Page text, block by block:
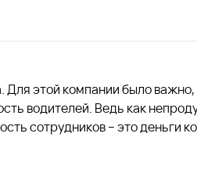
этой компании было важно,
водителей. Ведь как
сотрудников – это деньги